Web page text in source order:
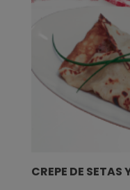
CREPE DE SETAS